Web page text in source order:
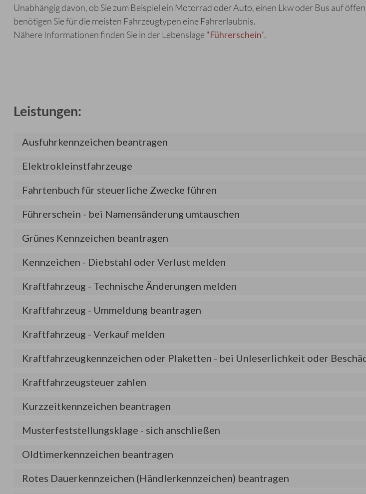
Unabhängig davon, ob Sie zum Beispiel ein Motorrad oder Auto, einen Lkw oder Bus auf
benötigen Sie für die meisten Fahrzeugtypen eine Fahrerlaubnis.
Nähere Informationen finden Sie in der Lebenslage "Führerschein".
Leistungen:
Ausfuhrkennzeichen beantragen
Elektrokleinstfahrzeuge
Fahrtenbuch für steuerliche Zwecke führen
Führerschein - bei Namensänderung umtauschen
Grünes Kennzeichen beantragen
Kennzeichen - Diebstahl oder Verlust melden
Kraftfahrzeug - Technische Änderungen melden
Kraftfahrzeug - Ummeldung beantragen
Kraftfahrzeug - Verkauf melden
Kraftfahrzeugkennzeichen oder Plaketten - bei Unleserlichkeit oder
Kraftfahrzeugsteuer zahlen
Kurzzeitkennzeichen beantragen
Musterfeststellungsklage - sich anschließen
Oldtimerkennzeichen beantragen
Rotes Dauerkennzeichen (Händlerkennzeichen) beantragen